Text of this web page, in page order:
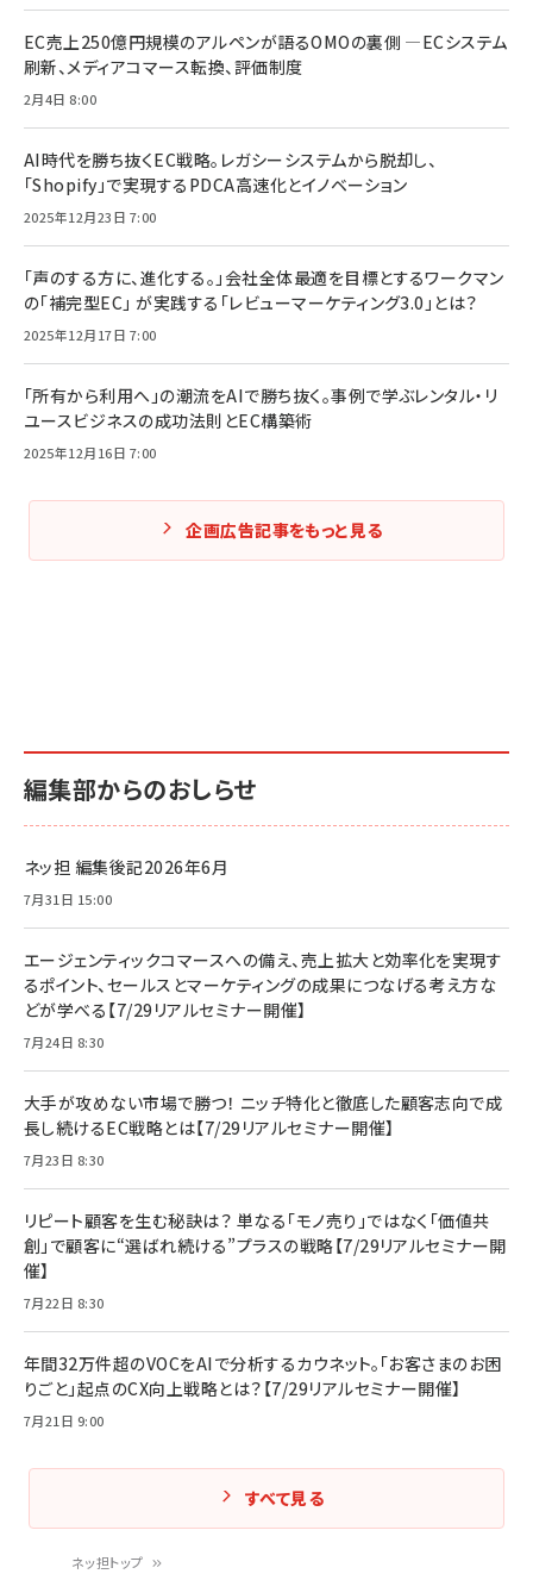
ネッ担トップ
EC売上250億円規模のアルペンが語るOMOの裏側 ―ECシステム
刷新、メディアコマース転換、評価制度
2月4日 8:00
AI時代を勝ち抜くEC戦略。レガシーシステムから脱却し、
「Shopify」で実現するPDCA高速化とイノベーション
2025年12月23日 7:00
「声のする方に、進化する。」会社全体最適を目標とするワークマン
の「補完型EC」 が実践する「レビューマーケティング3.0」とは？
2025年12月17日 7:00
「所有から利用へ」の潮流をAIで勝ち抜く。事例で学ぶレンタル・リ
ユースビジネスの成功法則とEC構築術
2025年12月16日 7:00
企画広告記事をもっと見る
編集部からのおしらせ
ネッ担 編集後記2026年6月
7月31日 15:00
エージェンティックコマースへの備え、売上拡大と効率化を実現す
るポイント、セールスとマーケティングの成果につなげる考え方な
どが学べる【7/29リアルセミナー開催】
7月24日 8:30
大手が攻めない市場で勝つ！ ニッチ特化と徹底した顧客志向で成
長し続けるEC戦略とは【7/29リアルセミナー開催】
7月23日 8:30
リピート顧客を生む秘訣は？ 単なる「モノ売り」ではなく「価値共
創」で顧客に“選ばれ続ける”プラスの戦略【7/29リアルセミナー開
催】
7月22日 8:30
年間32万件超のVOCをAIで分析するカウネット。「お客さまのお困
りごと」起点のCX向上戦略とは？【7/29リアルセミナー開催】
7月21日 9:00
すべて見る